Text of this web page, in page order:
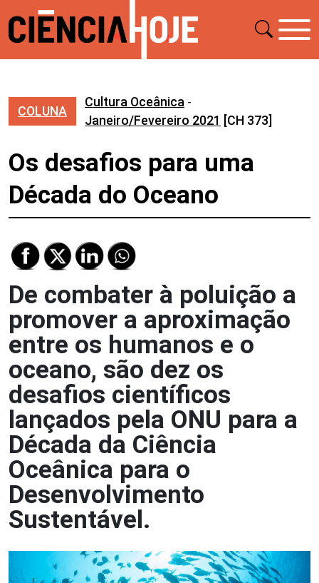
COLUNA
Cultura Oceânica -
Janeiro/Fevereiro 2021 [CH 373]
Os desafios para uma
Década do Oceano
De combater à poluição a
promover a aproximação
entre os humanos e o
oceano, são dez os
desafios científicos
lançados pela ONU para a
Década da Ciência
Oceânica para o
Desenvolvimento
Sustentável.